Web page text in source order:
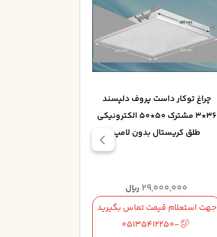
چراغ توکار داست پروف دلپسند
36*3 مشترک 50*50 الکترونيکي
طلق کريستال بدون لامپ
29,000,000 ریال
جهت استعلام قیمت تماس بگیرید
05135412250-